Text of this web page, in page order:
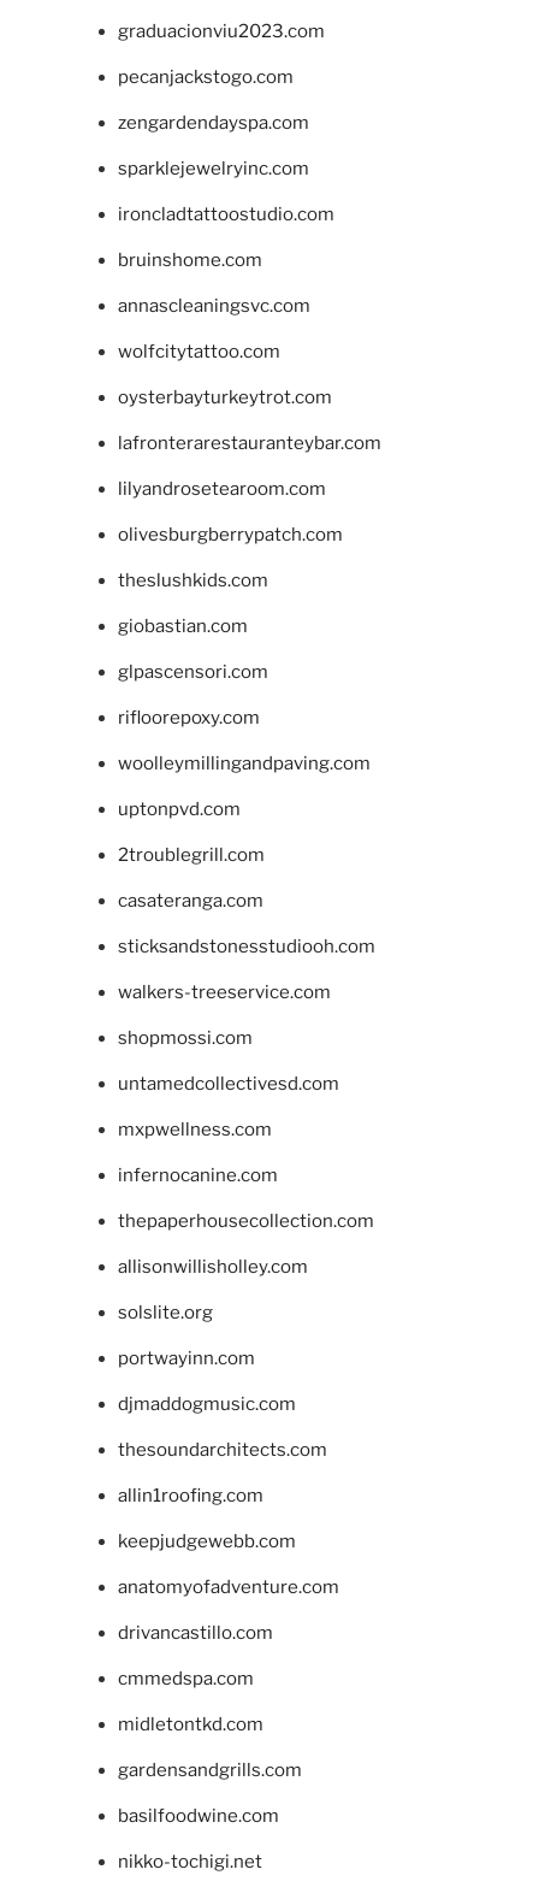
graduacionviu2023.com
pecanjackstogo.com
zengardendayspa.com
sparklejewelryinc.com
ironcladtattoostudio.com
bruinshome.com
annascleaningsvc.com
wolfcitytattoo.com
oysterbayturkeytrot.com
lafronterarestauranteybar.com
lilyandrosetearoom.com
olivesburgberrypatch.com
theslushkids.com
giobastian.com
glpascensori.com
rifloorepoxy.com
woolleymillingandpaving.com
uptonpvd.com
2troublegrill.com
casateranga.com
sticksandstonesstudiooh.com
walkers-treeservice.com
shopmossi.com
untamedcollectivesd.com
mxpwellness.com
infernocanine.com
thepaperhousecollection.com
allisonwillisholley.com
solslite.org
portwayinn.com
djmaddogmusic.com
thesoundarchitects.com
allin1roofing.com
keepjudgewebb.com
anatomyofadventure.com
drivancastillo.com
cmmedspa.com
midletontkd.com
gardensandgrills.com
basilfoodwine.com
nikko-tochigi.net